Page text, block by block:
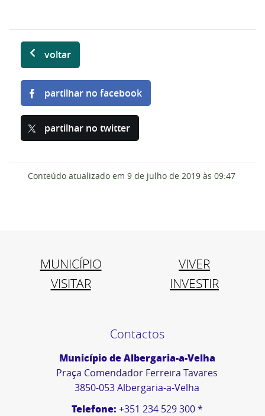
voltar
partilhar no facebook
partilhar no twitter
Conteúdo atualizado em 9 de julho de 2019 às 09:47
MUNICÍPIO
VIVER
VISITAR
INVESTIR
Contactos
Município de Albergaria-a-Velha
Praça Comendador Ferreira Tavares
3850-053 Albergaria-a-Velha
Telefone: +351 234 529 300 *